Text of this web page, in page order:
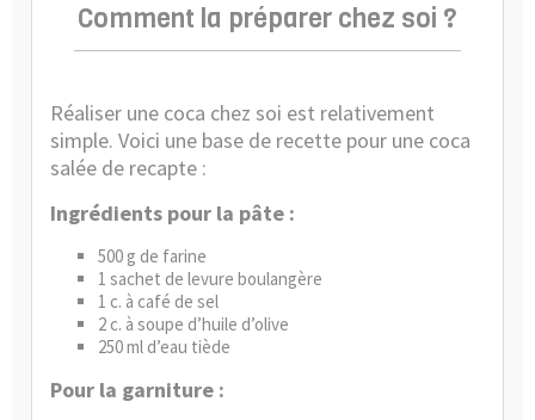
Comment la préparer chez soi ?
Réaliser une coca chez soi est relativement
simple. Voici une base de recette pour une coca
salée de recapte :
Ingrédients pour la pâte :
500 g de farine
1 sachet de levure boulangère
1 c. à café de sel
2 c. à soupe d’huile d’olive
250 ml d’eau tiède
Pour la garniture :